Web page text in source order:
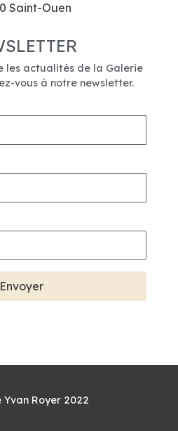
Saint-Ouen
les actualités de la Galerie
vous à notre newsletter.
Royer 2022